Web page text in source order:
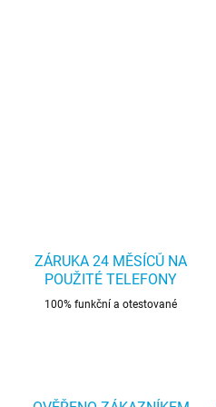
ZÁRUKA 24 MĚSÍCŮ NA
POUŽITÉ TELEFONY
100% funkční a otestované